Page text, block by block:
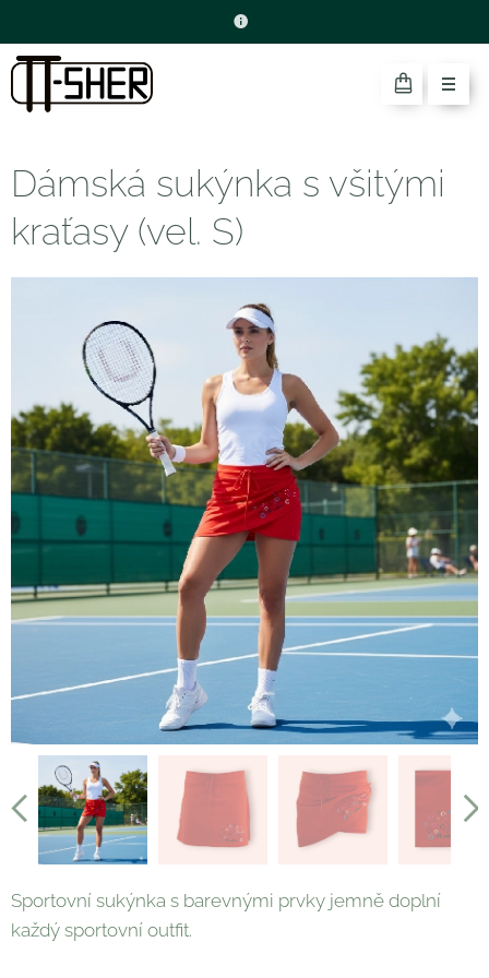
Dámská sukýnka s všitými
kraťasy (vel. S)
Sportovní sukýnka s barevnými prvky jemně doplní
každý sportovní outfit.